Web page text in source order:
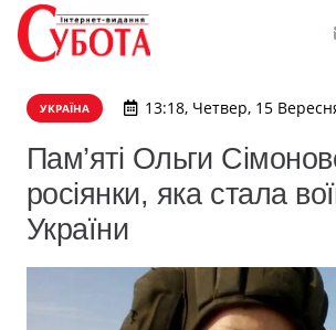
УКРАЇНА 13:18, Четвер, 15
Пам’яті Ольги
росіянки, яка стала
України